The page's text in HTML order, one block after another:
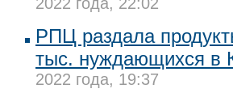
2022 года, 22:02
РПЦ раздала
тыс. нуждающихся в
2022 года, 19:37